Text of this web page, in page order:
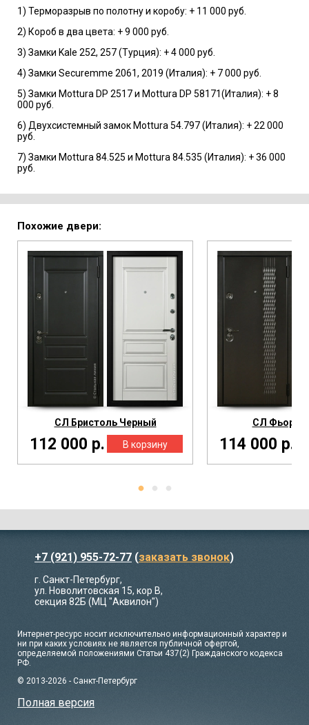
1) Терморазрыв по полотну и коробу: + 11 000 руб.
2) Короб в два цвета: + 9 000 руб.
3) Замки Kale 252, 257 (Турция): + 4 000 руб.
4) Замки Securemme 2061, 2019 (Италия): + 7 000 руб.
5) Замки Mottura DP 2517 и Mottura DP 58171(Италия): + 8
000 руб.
6) Двухсистемный замок Mottura 54.797 (Италия): + 22 000
руб.
7) Замки Mottura 84.525 и Mottura 84.535 (Италия): + 36 000
руб.
Похожие двери:
СЛ Бристоль Черный
112 000 р.
СЛ Фьорд
114 000 р.
+7 (921) 955-72-77 (заказать звонок)
г. Санкт-Петербург,
ул. Новолитовская 15, кор В,
секция 82Б (МЦ "Аквилон")
Интернет-ресурс носит исключительно информационный характер и
ни при каких условиях не является публичной офертой,
определяемой положениями Статьи 437(2) Гражданского кодекса
РФ.
© 2013-2026 - Санкт-Петербург
Полная версия